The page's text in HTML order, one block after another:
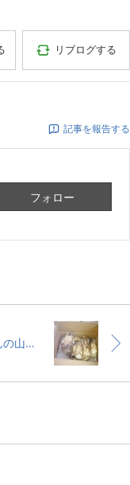
リブログする
記事を報告する
フォロー
いよいよ、しんちゃんの山でも、本格的な筍シーズン・・・新鮮な筍、頂きました。